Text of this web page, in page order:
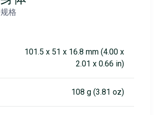
规格
101.5 x 51 x 16.8 mm (4.00 x
2.01 x 0.66 in)
108 g (3.81 oz)